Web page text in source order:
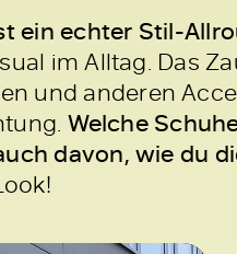
ein echter Stil-
im Alltag. Das
und anderen
Welche
davon, wie du